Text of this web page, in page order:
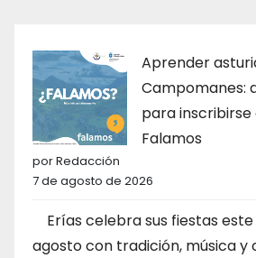
Aprender
Campomanes:
para
Falamos
por Redacción
7 de agosto de 2026
Erías celebra sus fiestas
agosto con tradición, música y